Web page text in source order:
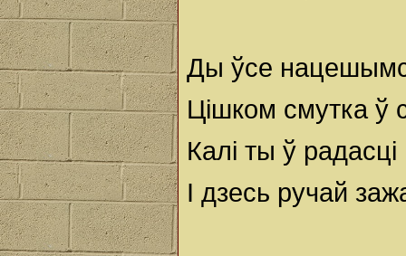
Ды ўсе
Цішком смутка ў
Калі ты ў
I дзесь ручай